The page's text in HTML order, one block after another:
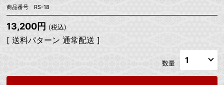
商品番号 RS-18
13,200円 (税込)
[ 送料パターン 通常配送 ]
数量